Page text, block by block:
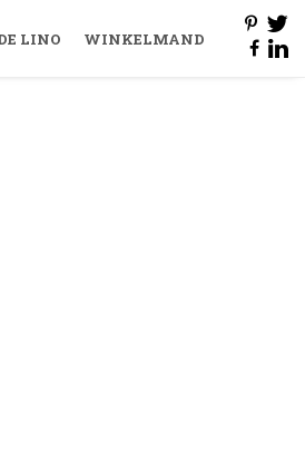
LINO WINKELMAND